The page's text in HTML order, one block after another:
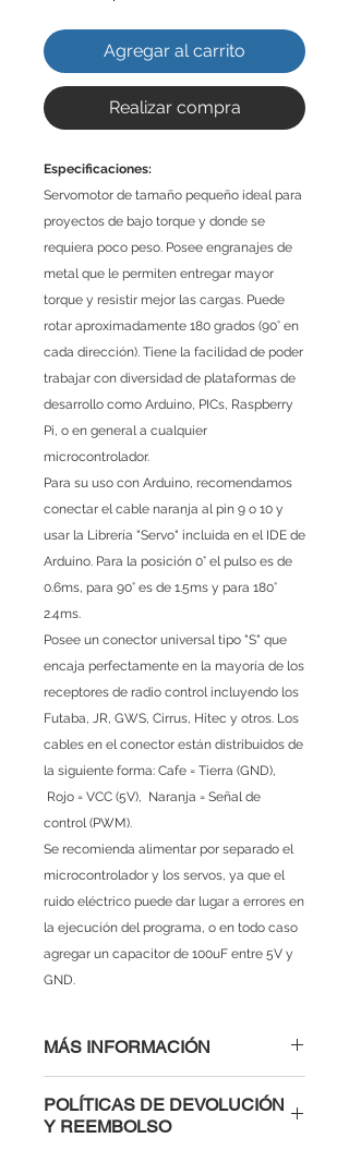
Agregar al carrito
Realizar compra
Especificaciones:
Servomotor de tamaño pequeño ideal para
proyectos de bajo torque y donde se
requiera poco peso. Posee engranajes de
metal que le permiten entregar mayor
torque y resistir mejor las cargas. Puede
rotar aproximadamente 180 grados (90° en
cada dirección). Tiene la facilidad de poder
trabajar con diversidad de plataformas de
desarrollo como Arduino, PICs, Raspberry
Pi, o en general a cualquier
microcontrolador.
Para su uso con Arduino, recomendamos
conectar el cable naranja al pin 9 o 10 y
usar la Librería "Servo" incluida en el IDE de
Arduino. Para la posición 0° el pulso es de
0.6ms, para 90° es de 1.5ms y para 180°
2.4ms.
Posee un conector universal tipo "S" que
encaja perfectamente en la mayoría de los
receptores de radio control incluyendo los
Futaba, JR, GWS, Cirrus, Hitec y otros. Los
cables en el conector están distribuidos de
la siguiente forma: Cafe = Tierra (GND),
Rojo = VCC (5V), Naranja = Señal de
control (PWM).
Se recomienda alimentar por separado el
microcontrolador y los servos, ya que el
ruido eléctrico puede dar lugar a errores en
la ejecución del programa, o en todo caso
agregar un capacitor de 100uF entre 5V y
GND.
MÁS INFORMACIÓN
Torque reposo: 2.2Kg x cm
(4.8V), 2.5Kg (6.0V)
POLÍTICAS DE DEVOLUCIÓN
Y REEMBOLSO